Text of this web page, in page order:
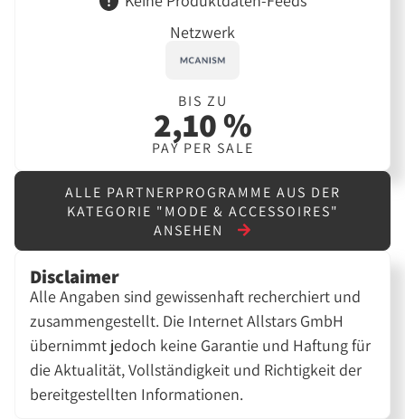
Netzwerk
BIS ZU
2,10 %
PAY PER SALE
ALLE PARTNERPROGRAMME AUS DER
KATEGORIE "MODE & ACCESSOIRES"
ANSEHEN
Disclaimer
Alle Angaben sind gewissenhaft recherchiert und
zusammengestellt. Die Internet Allstars GmbH
übernimmt jedoch keine Garantie und Haftung für
die Aktualität, Vollständigkeit und Richtigkeit der
bereitgestellten Informationen.